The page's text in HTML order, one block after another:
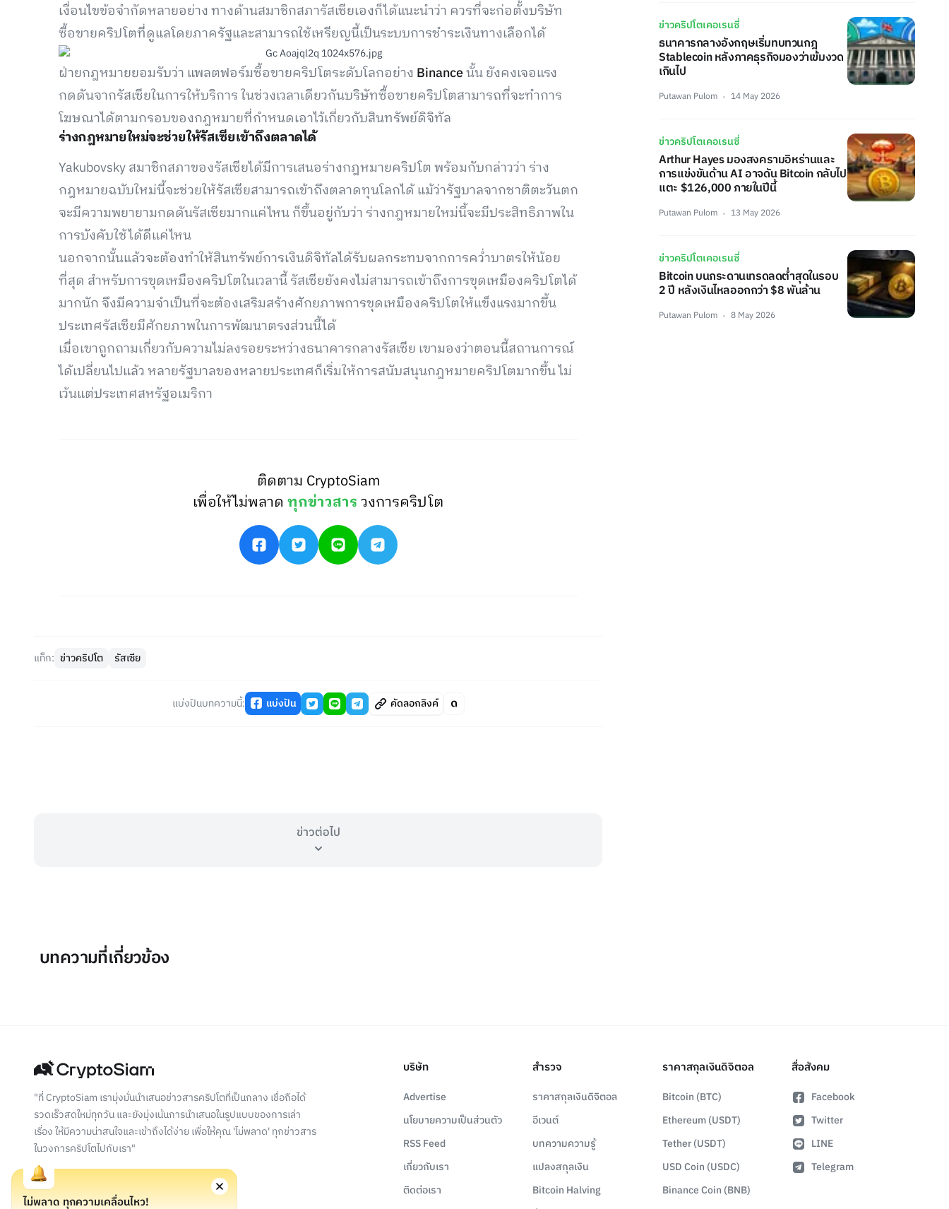
เงื่อนไขข้อจำกัดหลายอย่าง ทางด้านสมาชิกสภารัสเซียเองก็ได้แนะนำว่า ควรที่จะก่อตั้งบริษัท
ซื้อขายคริปโตที่ดูแลโดยภาครัฐและสามารถใช้เหรียญนี้เป็นระบบการชำระเงินทางเลือกได้
ฝ่ายกฎหมายยอมรับว่า แพลตฟอร์มซื้อขายคริปโตระดับโลกอย่าง Binanceนั้น ยังคงเจอแรง
กดดันจากรัสเซียในการให้บริการ ในช่วงเวลาเดียวกันบริษัทซื้อขายคริปโตสามารถที่จะทำการ
โฆษณาได้ตามกรอบของกฎหมายที่กำหนดเอาไว้เกี่ยวกับสินทรัพย์ดิจิทัล
ร่างกฎหมายใหม่จะช่วยให้รัสเซียเข้าถึงตลาดได้
Yakubovsky สมาชิกสภาของรัสเซียได้มีการเสนอร่างกฎหมายคริปโต พร้อมกับกล่าวว่า ร่าง
กฎหมายฉบับใหม่นี้จะช่วยให้รัสเซียสามารถเข้าถึงตลาดทุนโลกได้ แม้ว่ารัฐบาลจากชาติตะวันตก
จะมีความพยายามกดดันรัสเซียมากแค่ไหน ก็ขึ้นอยู่กับว่า ร่างกฎหมายใหม่นี้จะมีประสิทธิภาพใน
การบังคับใช้ได้ดีแค่ไหน
นอกจากนั้นแล้วจะต้องทำให้สินทรัพย์การเงินดิจิทัลได้รับผลกระทบจากการคว่ำบาตรให้น้อย
ที่สุด สำหรับการขุดเหมืองคริปโตในเวลานี้ รัสเซียยังคงไม่สามารถเข้าถึงการขุดเหมืองคริปโตได้
มากนัก จึงมีความจำเป็นที่จะต้องเสริมสร้างศักยภาพการขุดเหมืองคริปโตให้แข็งแรงมากขึ้น
ประเทศรัสเซียมีศักยภาพในการพัฒนาตรงส่วนนี้ได้
เมื่อเขาถูกถามเกี่ยวกับความไม่ลงรอยระหว่างธนาคารกลางรัสเซีย เขามองว่าตอนนี้สถานการณ์
ได้เปลี่ยนไปแล้ว หลายรัฐบาลของหลายประเทศก็เริ่มให้การสนับสนุนกฎหมายคริปโตมากขึ้น ไม่
เว้นแต่ประเทศสหรัฐอเมริกา
ติดตาม CryptoSiam
เพื่อให้ไม่พลาดทุกข่าวสารวงการคริปโต
แท็ก: ข่าวคริปโต รัสเซีย
แบ่งปันบทความนี้: แบ่งปัน คัดลอกลิงค์
ข่าวต่อไป
ข่าวคริปโตเคอเรนซี่
ธนาคารกลางอังกฤษเริ่มทบทวนกฎ
Stablecoin หลังภาคธุรกิจมองว่าเข้มงวด
เกินไป
Putawan Pulom 14 May 2026
ข่าวคริปโตเคอเรนซี่
Arthur Hayes มองสงครามอิหร่านและ
การแข่งขันด้าน AI อาจดัน Bitcoin กลับไป
แตะ $126,000 ภายในปีนี้
Putawan Pulom 13 May 2026
ข่าวคริปโตเคอเรนซี่
Bitcoin บนกระดานเทรดลดต่ำสุดในรอบ
2 ปี หลังเงินไหลออกกว่า $8 พันล้าน
Putawan Pulom 8 May 2026
บทความที่เกี่ยวข้อง
"ที่ CryptoSiam เรามุ่งมั่นนำเสนอข่าวสารคริปโตที่เป็นกลาง เชื่อถือได้
รวดเร็วสดใหม่ทุกวัน และยังมุ่งเน้นการนำเสนอในรูปแบบของการเล่า
เรื่อง ให้มีความน่าสนใจและเข้าถึงได้ง่าย เพื่อให้คุณ 'ไม่พลาด' ทุกข่าวสาร
ในวงการคริปโตไปกับเรา"
บริษัท
Advertise
นโยบายความเป็นส่วนตัว
RSS Feed
เกี่ยวกับเรา
ติดต่อเรา
สำรวจ
ราคาสกุลเงินดิจิตอล
อีเวนต์
บทความความรู้
แปลงสกุลเงิน
Bitcoin Halving
ราคาสกุลเงินดิจิตอล
Bitcoin (BTC)
Ethereum (USDT)
Tether (USDT)
USD Coin (USDC)
Binance Coin (BNB)
สื่อสังคม
Facebook
Twitter
LINE
Telegram
ไม่พลาด ทุกความเคลื่อนไหว!